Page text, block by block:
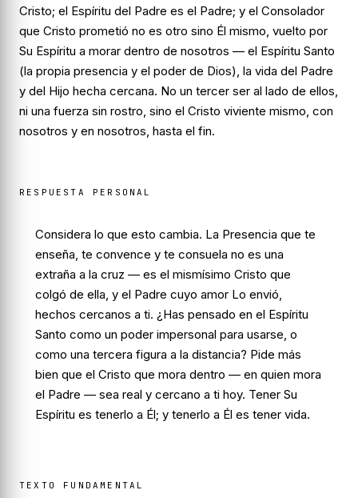
Cristo; el Espíritu del Padre es el Padre; y el Consolador
que Cristo prometió no es otro sino Él mismo, vuelto por
Su Espíritu a morar dentro de nosotros — el Espíritu Santo
(la propia presencia y el poder de Dios), la vida del Padre
y del Hijo hecha cercana. No un tercer ser al lado de ellos,
ni una fuerza sin rostro, sino el Cristo viviente mismo, con
nosotros y en nosotros, hasta el fin.
RESPUESTA PERSONAL
Considera lo que esto cambia. La Presencia que te
enseña, te convence y te consuela no es una
extraña a la cruz — es el mismísimo Cristo que
colgó de ella, y el Padre cuyo amor Lo envió,
hechos cercanos a ti. ¿Has pensado en el Espíritu
Santo como un poder impersonal para usarse, o
como una tercera figura a la distancia? Pide más
bien que el Cristo que mora dentro — en quien mora
el Padre — sea real y cercano a ti hoy. Tener Su
Espíritu es tenerlo a Él; y tenerlo a Él es tener vida.
TEXTO FUNDAMENTAL